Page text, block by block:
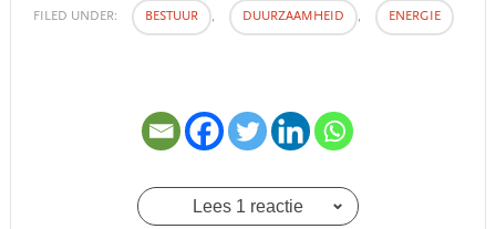
FILED UNDER: BESTUUR , DUURZAAMHEID , ENERGIE
Lees 1 reactie